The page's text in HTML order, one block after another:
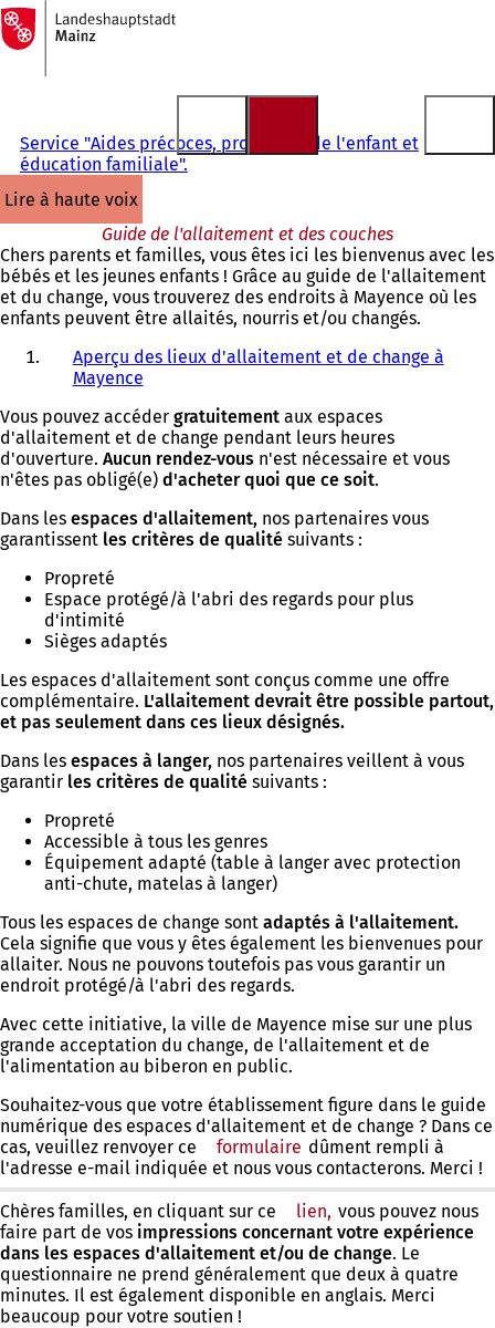
Accéder au contenu
Vers
la
page
d'accueil
Service "Aides précoces, protection de l'enfant et
éducation familiale".
lire à haute voix
Guide de l'allaitement et des couches
Chers parents et familles, vous êtes ici les bienvenus avec les
bébés et les jeunes enfants ! Grâce au guide de l'allaitement
et du change, vous trouverez des endroits à Mayence où les
enfants peuvent être allaités, nourris et/ou changés.
Aperçu des lieux d'allaitement et de change à
Mayence
Vous pouvez accéder gratuitement aux espaces
d'allaitement et de change pendant leurs heures
d'ouverture. Aucun rendez-vous n'est nécessaire et vous
n'êtes pas obligé(e) d'acheter quoi que ce soit.
Dans les espaces d'allaitement, nos partenaires vous
garantissent les critères de qualité suivants :
Propreté
Espace protégé/à l'abri des regards pour plus
d'intimité
Sièges adaptés
Les espaces d'allaitement sont conçus comme une offre
complémentaire. L'allaitement devrait être possible partout,
et pas seulement dans ces lieux désignés.
Dans les espaces à langer, nos partenaires veillent à vous
garantir les critères de qualité suivants :
Propreté
Accessible à tous les genres
Équipement adapté (table à langer avec protection
anti-chute, matelas à langer)
Tous les espaces de change sont adaptés à l'allaitement.
Cela signifie que vous y êtes également les bienvenues pour
allaiter. Nous ne pouvons toutefois pas vous garantir un
endroit protégé/à l'abri des regards.
Avec cette initiative, la ville de Mayence mise sur une plus
grande acceptation du change, de l'allaitement et de
l'alimentation au biberon en public.
Souhaitez-vous que votre établissement figure dans le guide
numérique des espaces d'allaitement et de change ? Dans ce
cas, veuillez renvoyer ce
formulaire (S'ouvre
dans
un
nouvel
onglet)
dûment rempli à
l'adresse e-mail indiquée et nous vous contacterons. Merci !
Chères familles, en cliquant sur ce lien, (S'ouvre
dans
un
nouvel
onglet)
vous pouvez nous
faire part de vos impressions concernant votre expérience
dans les espaces d'allaitement et/ou de change. Le
questionnaire ne prend généralement que deux à quatre
minutes. Il est également disponible en anglais. Merci
beaucoup pour votre soutien !